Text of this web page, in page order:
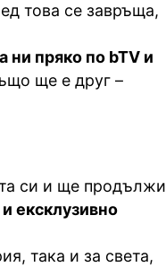
това се завръща,
ни пряко по bTV и
ще е друг –
си и ще продължи
ексклузивно
така и за света,